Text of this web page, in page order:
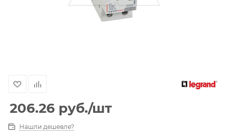
206.26 руб./шт
Нашли дешевле?